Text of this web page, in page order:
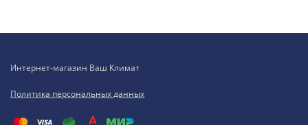
Интернет-магазин Ваш Климат
Политика персональных данных